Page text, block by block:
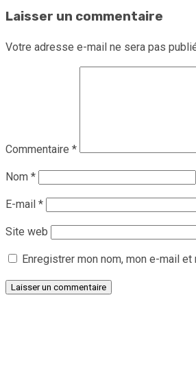
Laisser un commentaire
Votre adresse e-mail ne sera pas
Commentaire *
Nom *
E-mail *
Site web
Enregistrer mon nom, mon e-mail